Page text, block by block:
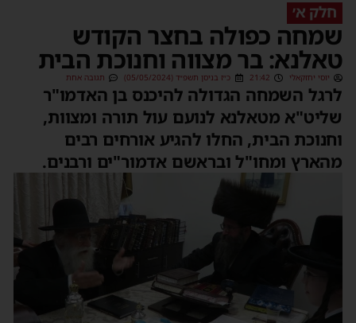
חלק א׳
שמחה כפולה בחצר הקודש
טאלנא: בר מצווה וחנוכת הבית
יוסי יחזקאלי 21:42 כ״ז בניסן תשפ״ד (05/05/2024) תגובה אחת
לרגל השמחה הגדולה להיכנס בן האדמו"ר
שליט"א מטאלנא לנועם עול תורה ומצוות,
וחנוכת הבית, החלו להגיע אורחים רבים
מהארץ ומחו"ל ובראשם אדמור"ים ורבנים.